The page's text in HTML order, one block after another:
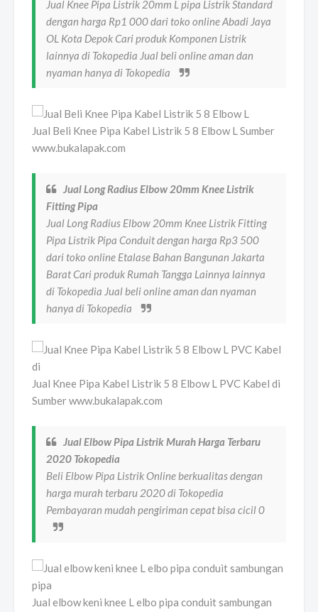
Jual Knee Pipa Listrik 20mm L pipa Listrik Standard
dengan harga Rp1 000 dari toko online Abadi Jaya
OL Kota Depok Cari produk Komponen Listrik
lainnya di Tokopedia Jual beli online aman dan
nyaman hanya di Tokopedia
Jual Beli Knee Pipa Kabel Listrik 5 8 Elbow L Sumber
www.bukalapak.com
Jual Long Radius Elbow 20mm Knee Listrik
Fitting Pipa
Jual Long Radius Elbow 20mm Knee Listrik Fitting
Pipa Listrik Pipa Conduit dengan harga Rp3 500
dari toko online Etalase Bahan Bangunan Jakarta
Barat Cari produk Rumah Tangga Lainnya lainnya
di Tokopedia Jual beli online aman dan nyaman
hanya di Tokopedia
Jual Knee Pipa Kabel Listrik 5 8 Elbow L PVC Kabel di
Sumber www.bukalapak.com
Jual Elbow Pipa Listrik Murah Harga Terbaru
2020 Tokopedia
Beli Elbow Pipa Listrik Online berkualitas dengan
harga murah terbaru 2020 di Tokopedia
Pembayaran mudah pengiriman cepat bisa cicil 0
Jual elbow keni knee L elbo pipa conduit sambungan